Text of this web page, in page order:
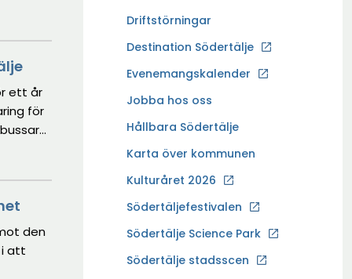
Driftstörningar
Destination Södertälje
Ö
p
n
a
y
t
f
ö
Evenemangskalender
Jobba hos oss
Ö
p
n
a
y
t
Hållbara Södertälje
Karta över kommunen
Kulturåret 2026
Södertäljefestivalen
Södertälje Science Park
Ö
p
Södertälje stadsscen
ett år
för
den
i att